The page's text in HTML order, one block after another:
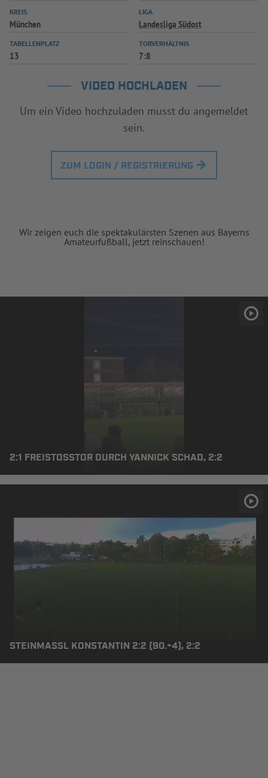
KREIS
München
LIGA
Landesliga Südost
TABELLENPLATZ
13
TORVERHÄLTNIS
7:8
VIDEO HOCHLADEN
Um ein Video hochzuladen musst du angemeldet
sein.
ZUM LOGIN / REGISTRIERUNG
Wir zeigen euch die spektakulärsten Szenen aus Bayerns
Amateurfußball, jetzt reinschauen!
2:1 FREISTOSSTOR DURCH YANNICK SCHAD, 2:2
STEINMASSL KONSTANTIN 2:2 (90.+4), 2:2